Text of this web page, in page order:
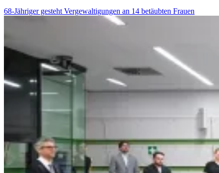
68-Jähriger gesteht Vergewaltigungen an 14 betäubten Frauen